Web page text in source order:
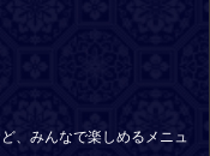
、みんなで楽しめるメニュ